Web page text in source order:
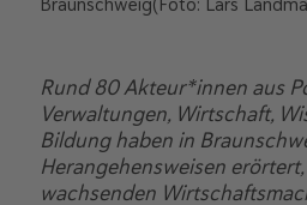
Rund 80 Akteur*innen aus
Verwaltungen, Wirtschaft,
Bildung haben in
Herangehensweisen
wachsenden